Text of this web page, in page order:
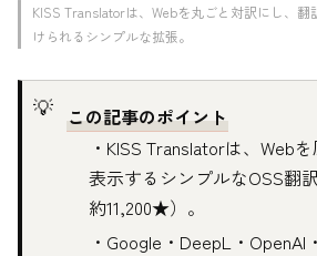
KISS Translatorは、Webを丸ごと対訳にし、
けられるシンプルな拡張。
この記事のポイント
・KISS Translatorは、Web
表示するシンプルなOSS翻
約11,200★）。
・Google・DeepL・OpenAI